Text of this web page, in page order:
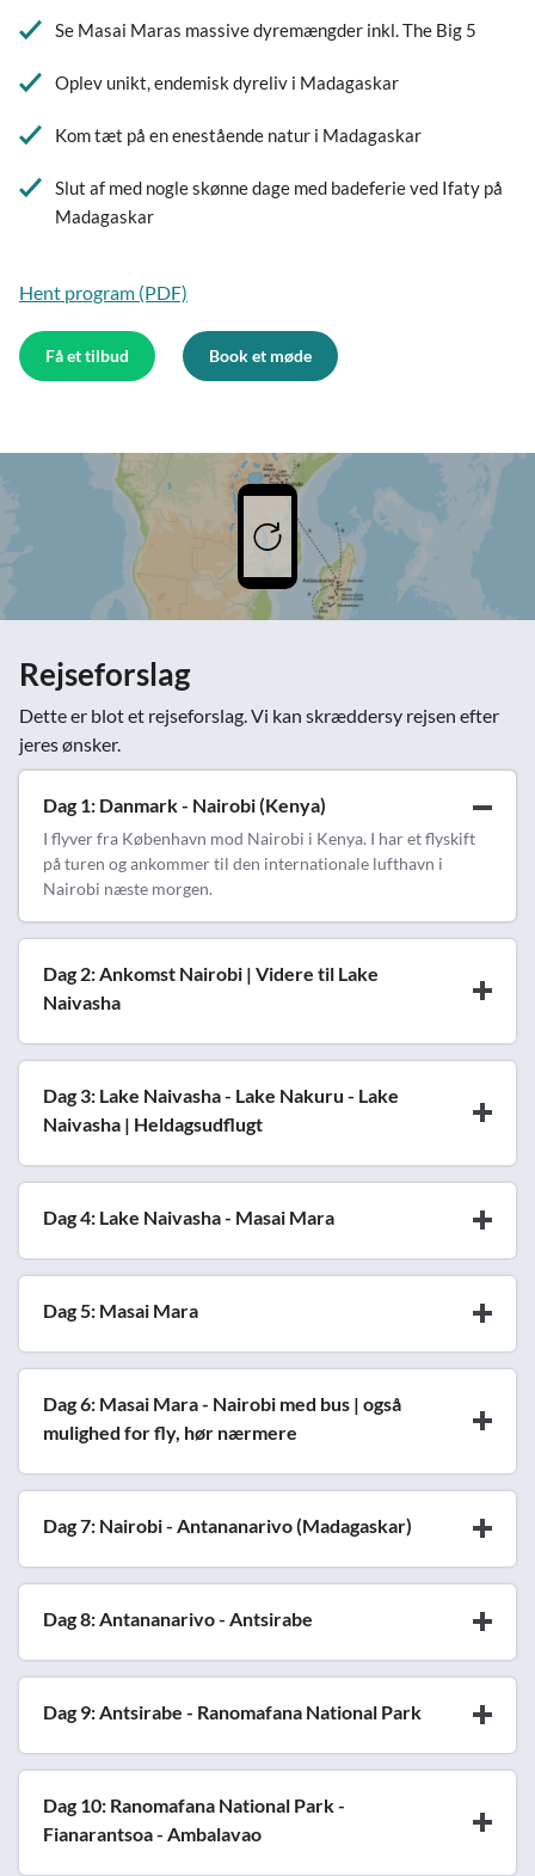
Se Masai Maras massive dyremængder inkl. The Big 5
Oplev unikt, endemisk dyreliv i Madagaskar
Kom tæt på en enestående natur i Madagaskar
Slut af med nogle skønne dage med badeferie ved Ifaty på
Madagaskar
Hent program (PDF)
Få et tilbud Book et møde
Rejseforslag
Dette er blot et rejseforslag. Vi kan skræddersy rejsen efter
jeres ønsker.
Dag 1: Danmark - Nairobi (Kenya)
I flyver fra København mod Nairobi i Kenya. I har et flyskift
på turen og ankommer til den internationale lufthavn i
Nairobi næste morgen.
Dag 2: Ankomst Nairobi | Videre til Lake
Naivasha
Dag 3: Lake Naivasha - Lake Nakuru - Lake
Naivasha | Heldagsudflugt
Dag 4: Lake Naivasha - Masai Mara
Dag 5: Masai Mara
Dag 6: Masai Mara - Nairobi med bus | også
mulighed for fly, hør nærmere
Dag 7: Nairobi - Antananarivo (Madagaskar)
Dag 8: Antananarivo - Antsirabe
Dag 9: Antsirabe - Ranomafana National Park
Dag 10: Ranomafana National Park -
Fianarantsoa - Ambalavao